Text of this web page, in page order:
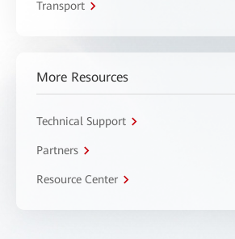
Transport
More Resources
Technical Support
Partners
Resource Center